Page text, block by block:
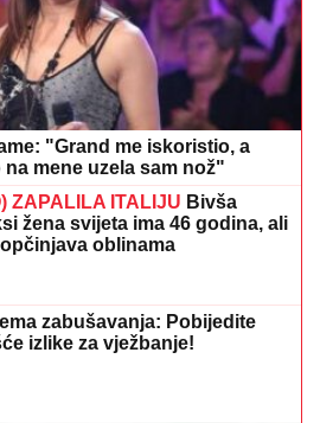
"Grand me iskoristio, a
mene uzela sam nož"
ZAPALILA ITALIJU Bivša
žena svijeta ima 46 godina, ali
oblinama
zabušavanja: Pobijedite
izlike za vježbanje!